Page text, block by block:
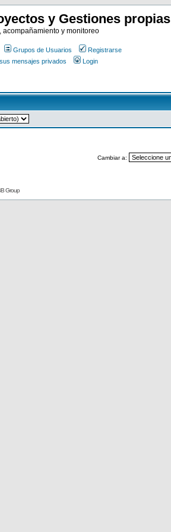
y Gestiones propias
y monitoreo
Grupos de Usuarios
Registrarse
mensajes privados Login
Cambiar a:
Group